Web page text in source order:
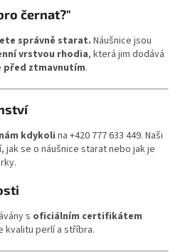
černat?"
správně starat. Náušnice jsou
vrstvou rhodia, která jim dodává
před ztmavnutím.
kdykoli na +420 777 633 449. Naši
jak se o náušnice starat nebo jak je
s oficiálním certifikátem
kvalitu perlí a stříbra.